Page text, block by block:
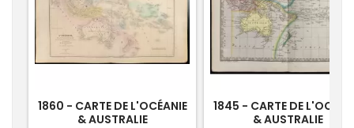
1860 - CARTE DE L'OCÉANIE
& AUSTRALIE
1845 - CARTE DE
& AUSTRALIE